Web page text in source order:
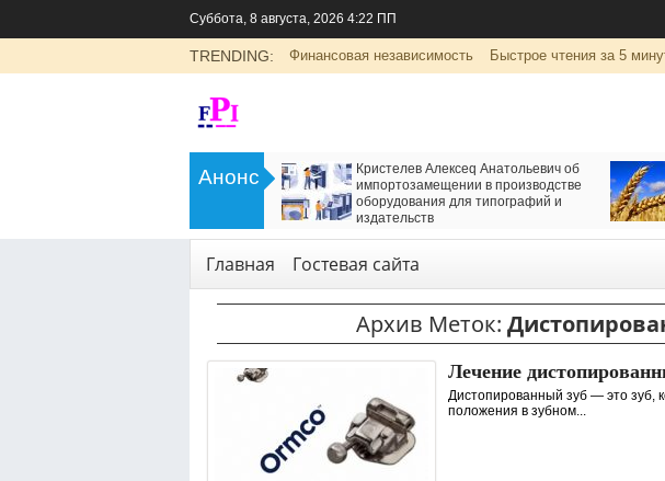
Суббота, 8 августа, 2026 4:22 ПП
TRENDING: Финансовая независимость Быстрое чтения за 5
Анонс
LADA Largus: универсальный
семейный автомобиль с российским
Кристелев Алексеq Анатольевич об
импортозамещении в производстве
оборудования для типографий и
издательств
Главная Гостевая сайта
Архив Меток:
Лечение
Дистопированный зуб — это зуб,
положения в зубном...